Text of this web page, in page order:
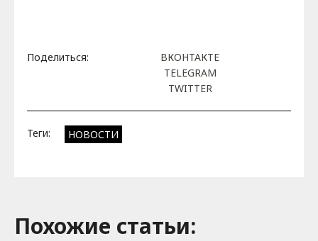
Поделиться:
ВКОНТАКТЕ
TELEGRAM
TWITTER
Теги: НОВОСТИ
Похожие cтатьи: